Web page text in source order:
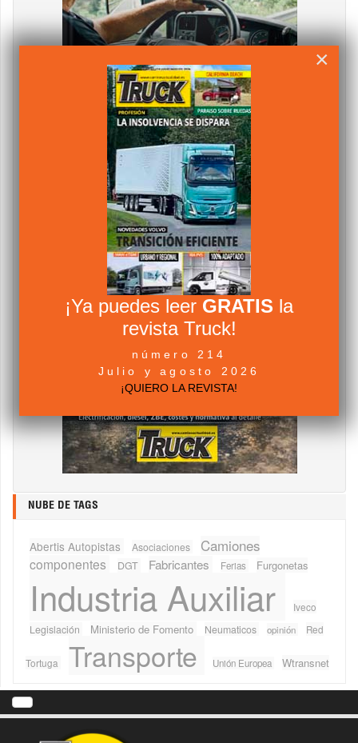
NUBE DE TAGS
Abertis Autopistas Asociaciones Camiones
componentes DGT Fabricantes Ferias Furgonetas
Industria Auxiliar
Iveco
Legislación
Ministerio de Fomento Neumaticos opinión Red
Tortuga Transporte Unión Europea Wtransnet
×
¡Ya puedes leer GRATIS la
revista Truck!
número 214
Julio y agosto 2026
¡QUIERO LA REVISTA!